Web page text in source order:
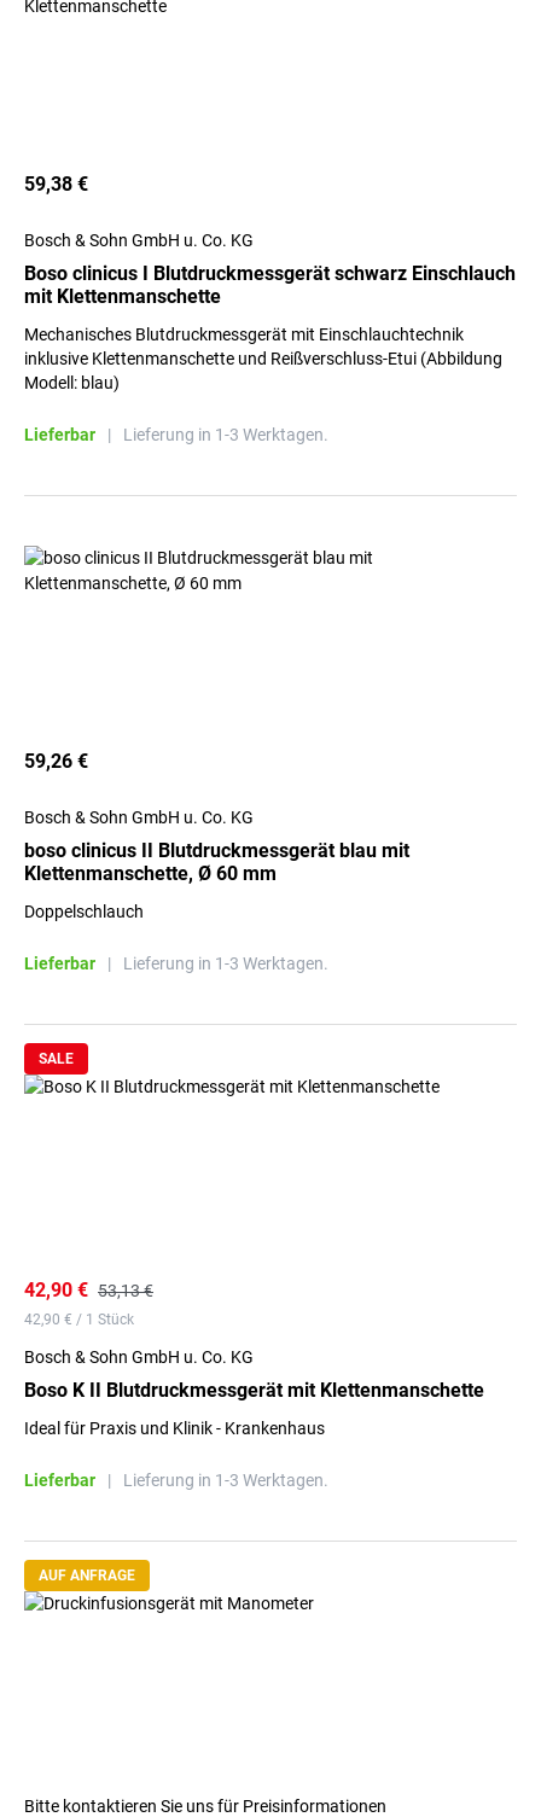
59,38 €
Bosch & Sohn GmbH u. Co. KG
Boso clinicus I Blutdruckmessgerät schwarz Einschlauch
mit Klettenmanschette
Mechanisches Blutdruckmessgerät mit Einschlauchtechnik
inklusive Klettenmanschette und Reißverschluss-Etui (Abbildung
Modell: blau)
Lieferbar | Lieferung in 1-3 Werktagen.
59,26 €
Bosch & Sohn GmbH u. Co. KG
boso clinicus II Blutdruckmessgerät blau mit
Klettenmanschette, Ø 60 mm
Doppelschlauch
Lieferbar | Lieferung in 1-3 Werktagen.
SALE
42,90 € 53,13 €
42,90 € / 1 Stück
Bosch & Sohn GmbH u. Co. KG
Boso K II Blutdruckmessgerät mit Klettenmanschette
Ideal für Praxis und Klinik - Krankenhaus
Lieferbar | Lieferung in 1-3 Werktagen.
AUF ANFRAGE
Bitte kontaktieren Sie uns für Preisinformationen